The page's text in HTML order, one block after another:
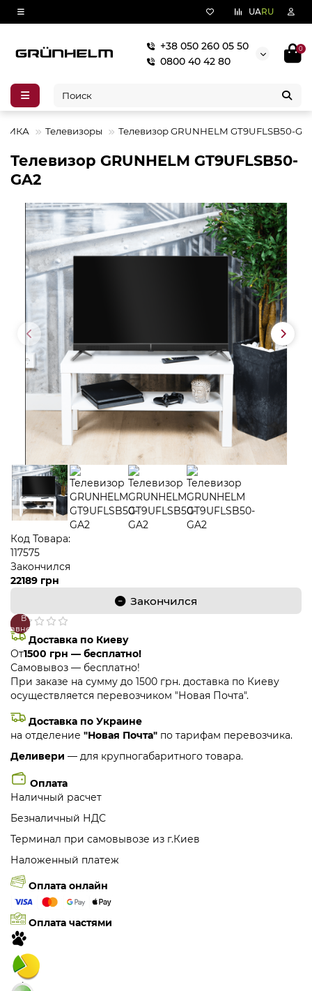
UARU
+38 050 260 05 50
0800 40 42 80
0
Телевизоры Телевизор GRUNHELM GT9UFLSB50-
Телевизор GRUNHELM GT9UFLSB50-
GA2
Код Товара:
117575
Закончился
22189 грн
Закончился
В
закладки
В
сравнение
Доставка по Киеву
От1500 грн — бесплатно!
Самовывоз — бесплатно!
При заказе на сумму до 1500 грн. доставка по Киеву
осуществляется перевозчиком "Новая Почта".
Доставка по Украине
на отделение "Новая Почта" по тарифам перевозчика.
Деливери — для крупногабаритного товара.
Оплата
Наличный расчет
Безналичный НДС
Терминал при самовывозе из г.Киев
Наложенный платеж
Оплата онлайн
Оплата частями